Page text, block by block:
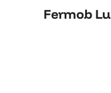
Fermob
Fermob